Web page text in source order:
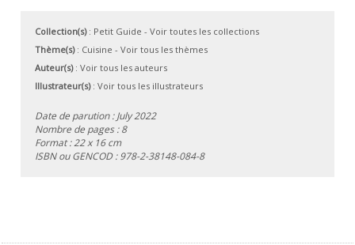
Collection(s): Petit Guide - Voir toutes les collections
Thème(s): Cuisine - Voir tous les thèmes
Auteur(s): Voir tous les auteurs
Illustrateur(s): Voir tous les illustrateurs
Date de parution : July 2022
Nombre de pages : 8
Format : 22 x 16 cm
ISBN ou GENCOD :978-2-38148-084-8